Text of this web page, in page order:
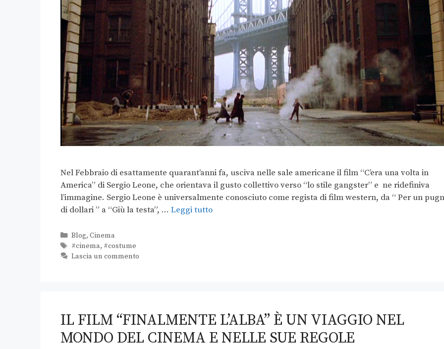
Nel Febbraio di esattamente quarant’anni fa, usciva nelle sale americane il film “C’era una volta in
America” di Sergio Leone, che orientava il gusto collettivo verso “lo stile gangster” e ne ridefiniva
l’immagine. Sergio Leone è universalmente conosciuto come regista di film western, da “ Per un
di dollari ” a “Giù la testa”, … Leggi tutto
Blog, Cinema
#cinema, #costume
Lascia un commento
IL FILM “FINALMENTE L’ALBA” È UN VIAGGIO NEL
MONDO DEL CINEMA E NELLE SUE REGOLE